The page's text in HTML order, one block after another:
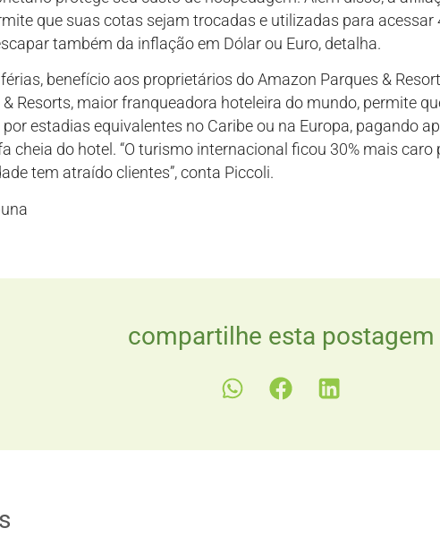
que suas cotas sejam trocadas e utilizadas para acessar
também da inflação em Dólar ou Euro, detalha.
benefício aos proprietários do Amazon Parques &
Resorts, maior franqueadora hoteleira do mundo, permite
estadias equivalentes no Caribe ou na Europa, pagando
cheia do hotel. “O turismo internacional ficou 30% mais
tem atraído clientes”, conta Piccoli.
compartilhe esta postagem